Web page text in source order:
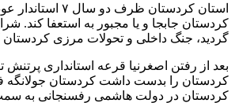
استان
گردید، جنگ داخلی و تحولات مرزی کردستان
بعد از رفتن اصغرنیا قرعه استانداری پرتنش ترین استان
کردستان را بدست داشت کردستان جولانگه
کردستان در دولت هاشمی رفسنجانی به سمت استانداری گیلان